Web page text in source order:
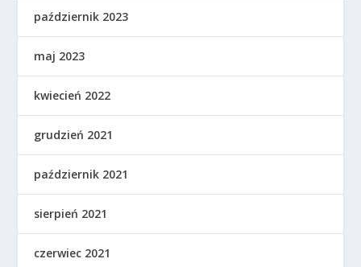
październik 2023
maj 2023
kwiecień 2022
grudzień 2021
październik 2021
sierpień 2021
czerwiec 2021